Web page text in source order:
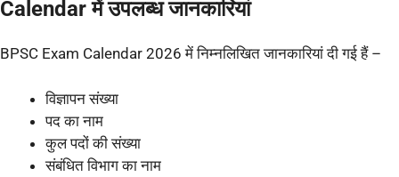
Calendar में उपलब्ध जानकारियां
BPSC Exam Calendar 2026 में निम्नलिखित जानकारियां दी गई हैं –
विज्ञापन संख्या
पद का नाम
कुल पदों की संख्या
संबंधित विभाग का नाम